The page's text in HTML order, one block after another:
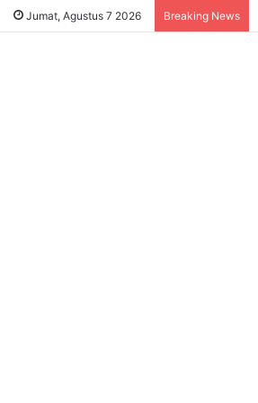
Jumat, Agustus 7 2026 Breaking News